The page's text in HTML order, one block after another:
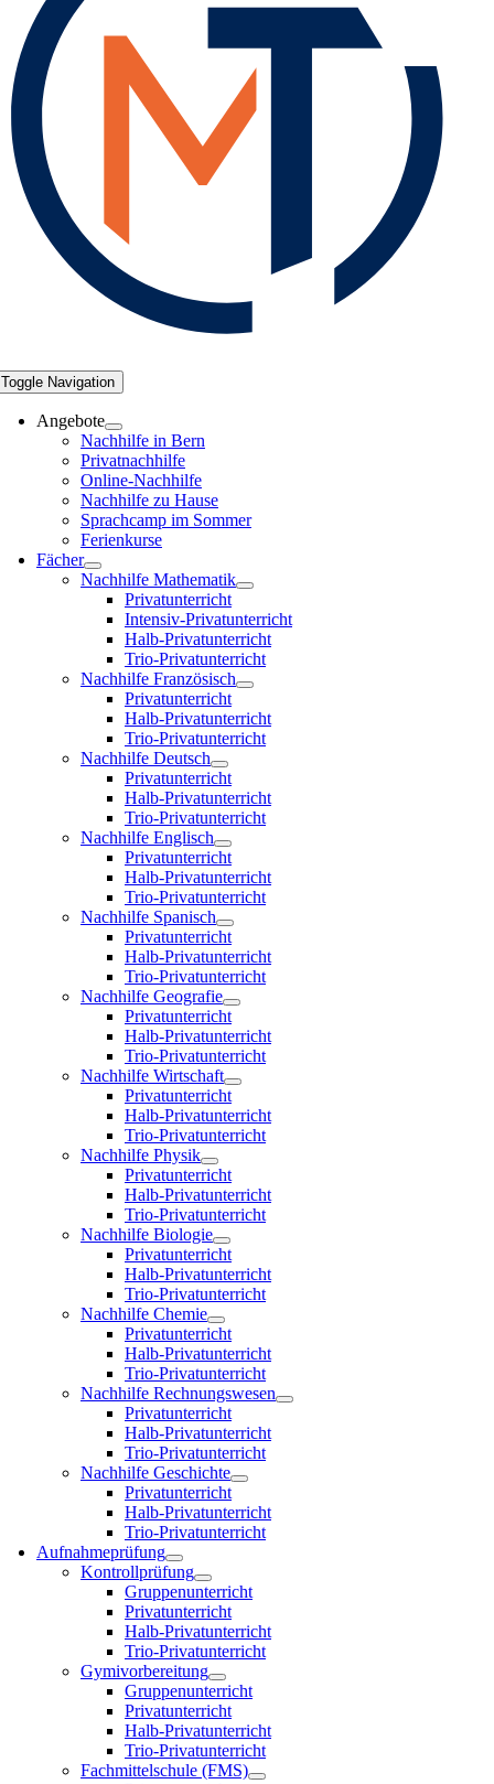
Toggle Navigation
Angebote
Nachhilfe in Bern
Privatnachhilfe
Online-Nachhilfe
Nachhilfe zu Hause
Sprachcamp im Sommer
Ferienkurse
Fächer
Nachhilfe Mathematik
Privatunterricht
Intensiv-Privatunterricht
Halb-Privatunterricht
Trio-Privatunterricht
Nachhilfe Französisch
Privatunterricht
Halb-Privatunterricht
Trio-Privatunterricht
Nachhilfe Deutsch
Privatunterricht
Halb-Privatunterricht
Trio-Privatunterricht
Nachhilfe Englisch
Privatunterricht
Halb-Privatunterricht
Trio-Privatunterricht
Nachhilfe Spanisch
Privatunterricht
Halb-Privatunterricht
Trio-Privatunterricht
Nachhilfe Geografie
Privatunterricht
Halb-Privatunterricht
Trio-Privatunterricht
Nachhilfe Wirtschaft
Privatunterricht
Halb-Privatunterricht
Trio-Privatunterricht
Nachhilfe Physik
Privatunterricht
Halb-Privatunterricht
Trio-Privatunterricht
Nachhilfe Biologie
Privatunterricht
Halb-Privatunterricht
Trio-Privatunterricht
Nachhilfe Chemie
Privatunterricht
Halb-Privatunterricht
Trio-Privatunterricht
Nachhilfe Rechnungswesen
Privatunterricht
Halb-Privatunterricht
Trio-Privatunterricht
Nachhilfe Geschichte
Privatunterricht
Halb-Privatunterricht
Trio-Privatunterricht
Aufnahmeprüfung
Kontrollprüfung
Gruppenunterricht
Privatunterricht
Halb-Privatunterricht
Trio-Privatunterricht
Gymivorbereitung
Gruppenunterricht
Privatunterricht
Halb-Privatunterricht
Trio-Privatunterricht
Fachmittelschule (FMS)